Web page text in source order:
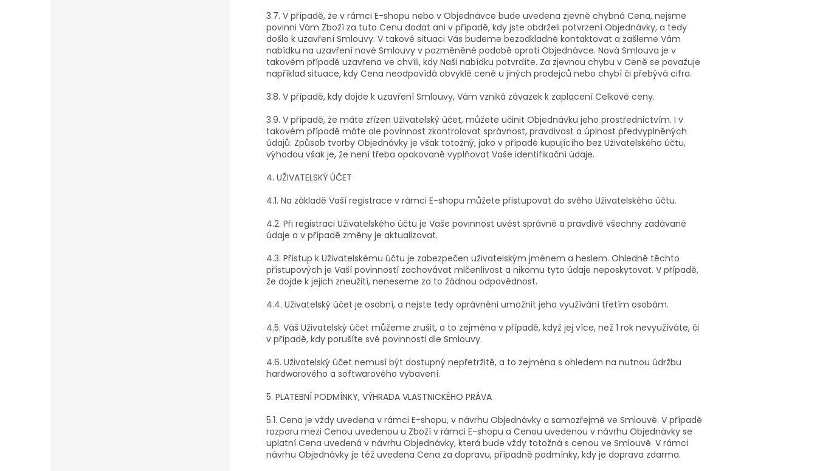
3.7. V případě, že v rámci E-shopu nebo v Objednávce bude uvedena zjevně chybná Cena, nejsme
povinni Vám Zboží za tuto Cenu dodat ani v případě, kdy jste obdrželi potvrzení Objednávky, a tedy
došlo k uzavření Smlouvy. V takové situaci Vás budeme bezodkladně kontaktovat a zašleme Vám
nabídku na uzavření nové Smlouvy v pozměněné podobě oproti Objednávce. Nová Smlouva je v
takovém případě uzavřena ve chvíli, kdy Naši nabídku potvrdíte. Za zjevnou chybu v Ceně se považuje
například situace, kdy Cena neodpovídá obvyklé ceně u jiných prodejců nebo chybí či přebývá cifra.
3.8. V případě, kdy dojde k uzavření Smlouvy, Vám vzniká závazek k zaplacení Celkové ceny.
3.9. V případě, že máte zřízen Uživatelský účet, můžete učinit Objednávku jeho prostřednictvím. I v
takovém případě máte ale povinnost zkontrolovat správnost, pravdivost a úplnost předvyplněných
údajů. Způsob tvorby Objednávky je však totožný, jako v případě kupujícího bez Uživatelského účtu,
výhodou však je, že není třeba opakovaně vyplňovat Vaše identifikační údaje.
4. UŽIVATELSKÝ ÚČET
4.1. Na základě Vaší registrace v rámci E-shopu můžete přistupovat do svého Uživatelského účtu.
4.2. Při registraci Uživatelského účtu je Vaše povinnost uvést správně a pravdivě všechny zadávané
údaje a v případě změny je aktualizovat.
4.3. Přístup k Uživatelskému účtu je zabezpečen uživatelským jménem a heslem. Ohledně těchto
přístupových je Vaší povinností zachovávat mlčenlivost a nikomu tyto údaje neposkytovat. V případě,
že dojde k jejich zneužití, neneseme za to žádnou odpovědnost.
4.4. Uživatelský účet je osobní, a nejste tedy oprávněni umožnit jeho využívání třetím osobám.
4.5. Váš Uživatelský účet můžeme zrušit, a to zejména v případě, když jej více, než 1 rok nevyužíváte, či
v případě, kdy porušíte své povinnosti dle Smlouvy.
4.6. Uživatelský účet nemusí být dostupný nepřetržitě, a to zejména s ohledem na nutnou údržbu
hardwarového a softwarového vybavení.
5. PLATEBNÍ PODMÍNKY, VÝHRADA VLASTNICKÉHO PRÁVA
5.1. Cena je vždy uvedena v rámci E-shopu, v návrhu Objednávky a samozřejmě ve Smlouvě. V případě
rozporu mezi Cenou uvedenou u Zboží v rámci E-shopu a Cenou uvedenou v návrhu Objednávky se
uplatní Cena uvedená v návrhu Objednávky, která bude vždy totožná s cenou ve Smlouvě. V rámci
návrhu Objednávky je též uvedena Cena za dopravu, případně podmínky, kdy je doprava zdarma.